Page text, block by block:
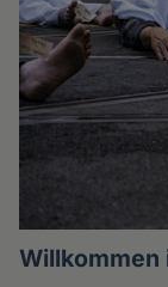
Willkommen